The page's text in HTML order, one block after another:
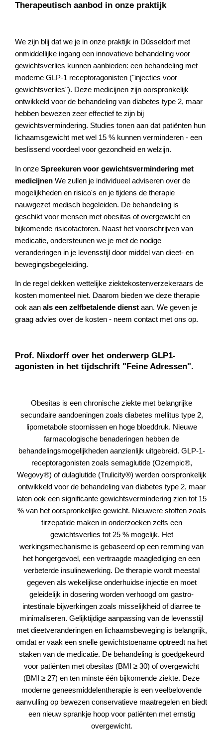
Therapeutisch aanbod in onze praktijk
We zijn blij dat we je in onze praktijk in Düsseldorf met
onmiddellijke ingang een innovatieve behandeling voor
gewichtsverlies kunnen aanbieden: een behandeling met
moderne GLP-1 receptoragonisten ("injecties voor
gewichtsverlies"). Deze medicijnen zijn oorspronkelijk
ontwikkeld voor de behandeling van diabetes type 2, maar
hebben bewezen zeer effectief te zijn bij
gewichtsvermindering. Studies tonen aan dat patiënten hun
lichaamsgewicht met wel 15 % kunnen verminderen - een
beslissend voordeel voor gezondheid en welzijn.
In onzeSpreekuren voor gewichtsvermindering met
medicijnen We zullen je individueel adviseren over de
mogelijkheden en risico's en je tijdens de therapie
nauwgezet medisch begeleiden. De behandeling is
geschikt voor mensen met obesitas of overgewicht en
bijkomende risicofactoren. Naast het voorschrijven van
medicatie, ondersteunen we je met de nodige
veranderingen in je levensstijl door middel van dieet- en
bewegingsbegeleiding.
In de regel dekken wettelijke ziektekostenverzekeraars de
kosten momenteel niet. Daarom bieden we deze therapie
ook aanals een zelfbetalende dienst aan. We geven je
graag advies over de kosten - neem contact met ons op.
Prof. Nixdorff over het onderwerp GLP1-
agonisten in het tijdschrift "Feine Adressen".
Obesitas is een chronische ziekte met belangrijke
secundaire aandoeningen zoals diabetes mellitus type 2,
lipometabole stoornissen en hoge bloeddruk. Nieuwe
farmacologische benaderingen hebben de
behandelingsmogelijkheden aanzienlijk uitgebreid. GLP-1-
receptoragonisten zoals semaglutide (Ozempic®,
Wegovy®) of dulaglutide (Trulicity®) werden oorspronkelijk
ontwikkeld voor de behandeling van diabetes type 2, maar
laten ook een significante gewichtsvermindering zien tot 15
% van het oorspronkelijke gewicht. Nieuwere stoffen zoals
tirzepatide maken in onderzoeken zelfs een
gewichtsverlies tot 25 % mogelijk. Het
werkingsmechanisme is gebaseerd op een remming van
het hongergevoel, een vertraagde maaglediging en een
verbeterde insulinewerking. De therapie wordt meestal
gegeven als wekelijkse onderhuidse injectie en moet
geleidelijk in dosering worden verhoogd om gastro-
intestinale bijwerkingen zoals misselijkheid of diarree te
minimaliseren. Gelijktijdige aanpassing van de levensstijl
met dieetveranderingen en lichaamsbeweging is belangrijk,
omdat er vaak een snelle gewichtstoename optreedt na het
staken van de medicatie. De behandeling is goedgekeurd
voor patiënten met obesitas (BMI ≥ 30) of overgewicht
(BMI ≥ 27) en ten minste één bijkomende ziekte. Deze
moderne geneesmiddelentherapie is een veelbelovende
aanvulling op bewezen conservatieve maatregelen en biedt
een nieuw sprankje hoop voor patiënten met ernstig
overgewicht.